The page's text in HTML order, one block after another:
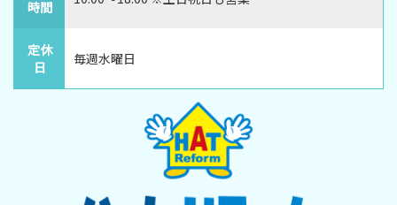
時間
定休
日
毎週水曜日